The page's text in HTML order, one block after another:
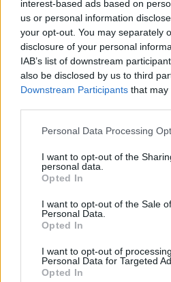
interest-based ads based on
us or personal information
your opt-out. You may separately
disclosure of your personal
IAB’s list of downstream
also be disclosed by us to third
Downstream Participants that may
Personal Data Processing
I want to opt-out of the
personal data.
Opted In
I want to opt-out of the Sale
Personal Data.
Opted In
I want to opt-out of
Personal Data for Targeted
Opted In
Esim for Global|Esim for
for Turkey|Esim for Germany
for Asia|Esim for World Cup